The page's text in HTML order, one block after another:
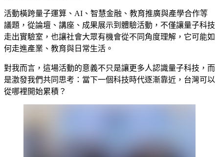
活動橫跨量子運算、AI、智慧金融、教育推廣與產學合作等
議題，從論壇、講座、成果展示到體驗活動，不僅讓量子科技
走出實驗室，也讓社會大眾有機會從不同角度理解，它可能如
何走進產業、教育與日常生活。
對我而言，這場活動的意義不只是讓更多人認識量子科技，而
是激發我們共同思考：當下一個科技時代逐漸靠近，台灣可以
從哪裡開始累積？